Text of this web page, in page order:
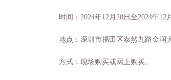
时间： 2024年12月 20 日至2024年12月
地点：深圳市福田区泰然九路金润
方式： 现场购买或网上购买。